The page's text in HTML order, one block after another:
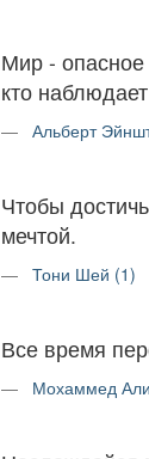
Мир - опасное
кто
Альберт
Чтобы
мечтой.
Тони Шей (1)
Все время
Мохаммед